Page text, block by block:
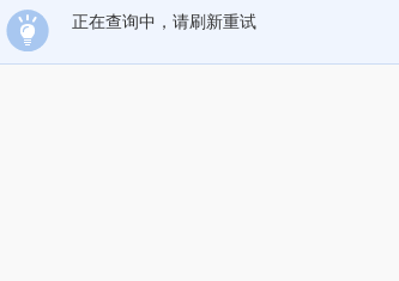
正在查询中，请刷新重试